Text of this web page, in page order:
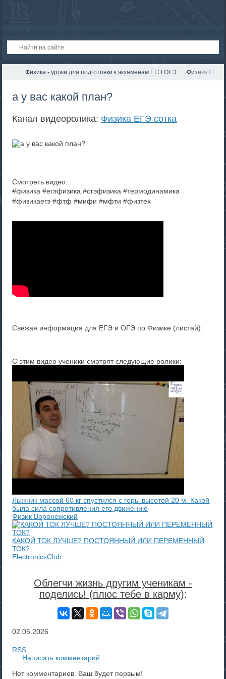
Физика - уроки для подготовки к экзаменам ЕГЭ ОГЭ Физика ЕГЭ
а у вас какой план?
Канал видеоролика: Физика ЕГЭ сотка
Смотреть видео:
#физика #егэфизика #огэфизика #термодинамика
#физикаегэ #фтф #мифи #мфти #физтех
Свежая информация для ЕГЭ и ОГЭ по Физике (листай):
С этим видео ученики смотрят следующие ролики:
Лыжник массой 60 кг спустился с горы высотой 20 м. Какой
была сила сопротивления его движению
Физик Воронежский
КАКОЙ ТОК ЛУЧШЕ? ПОСТОЯННЫЙ ИЛИ ПЕРЕМЕННЫЙ
ТОК?
ElectronicsClub
Облегчи жизнь другим ученикам -
поделись! (плюс тебе в карму):
02.05.2026
RSS
Написать комментарий
Нет комментариев. Ваш будет первым!